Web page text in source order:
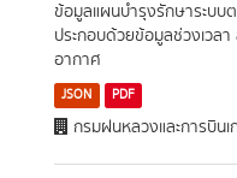
ข้อมูลแผนบำรุงรักษาระบบ
ประกอบด้วยข้อมูลช่วงเวล
อากาศ
JSON PDF
กรมฝนหลวงและการบิน